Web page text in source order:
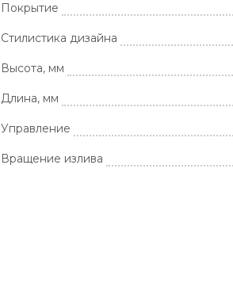
Покрытие
Стилистика дизайна
Высота, мм
Длина, мм
Управление
Вращение излива